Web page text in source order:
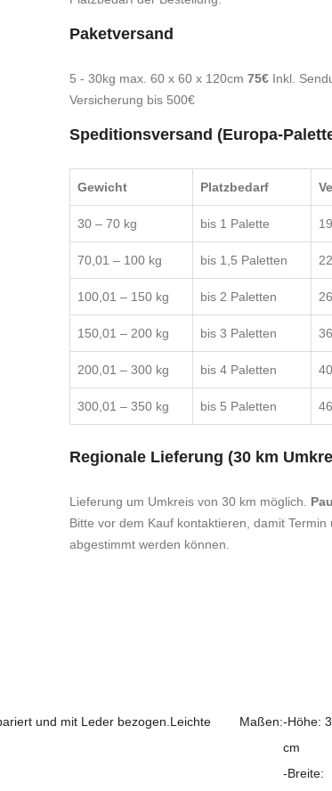
Paketversand
5 - 30kg max. 60 x 60 x 120cm 75€Inkl.
Versicherung bis 500€
Speditionsversand (Europa-
Gewicht Platzbedarf
30 – 70 kg bis 1 Palette
70,01 – 100 kg bis 1,5 Paletten
100,01 – 150 kg bis 2 Paletten
150,01 – 200 kg bis 3 Paletten
200,01 – 300 kg bis 4 Paletten
300,01 – 350 kg bis 5 Paletten
Regionale Lieferung (30 km
Lieferung um Umkreis von 30 km möglich.
Bitte vor dem Kauf kontaktieren, damit Termin
abgestimmt werden können.
und mit Leder bezogen.Leichte
Maßen:-Höhe:
cm
-Breite: